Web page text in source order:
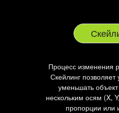
Процесс изменения
Скейлинг позволяет
уменьшать
нескольким осям (X,
пропорции или